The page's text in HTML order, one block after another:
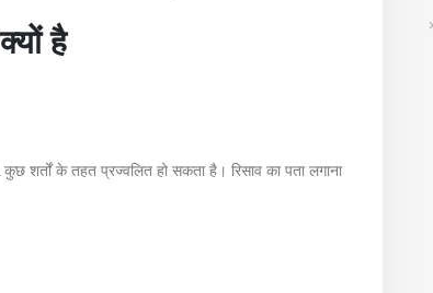
है
शर्तों के तहत प्रज्वलित हो सकता है। रिसाव का पता लगाना